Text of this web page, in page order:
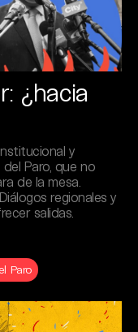
¿hacia
y
Paro, que no
de la mesa.
regionales y
salidas.
Paro